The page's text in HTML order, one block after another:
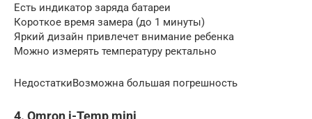
Есть индикатор заряда батареи
Короткое время замера (до 1 минуты)
Яркий дизайн привлечет внимание ребенка
Можно измерять температуру ректально
НедостаткиВозможна большая погрешность
4. Omron i-Temp mini